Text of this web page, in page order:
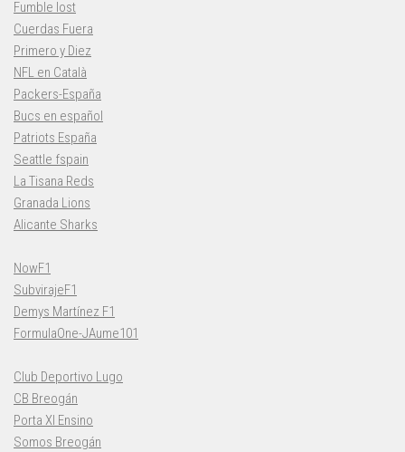
Fumble lost
Cuerdas Fuera
Primero y Diez
NFL en Català
Packers-España
Bucs en español
Patriots España
Seattle fspain
La Tisana Reds
Granada Lions
Alicante Sharks
NowF1
SubvirajeF1
Demys Martínez F1
FormulaOne-JAume101
Club Deportivo Lugo
CB Breogán
Porta XI Ensino
Somos Breogán